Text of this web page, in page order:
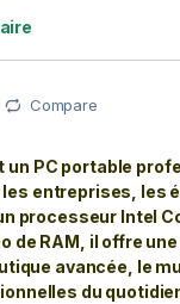
Compare
un PC portable
entreprises, les
processeur Intel
de RAM, il offre
avancée, le
du